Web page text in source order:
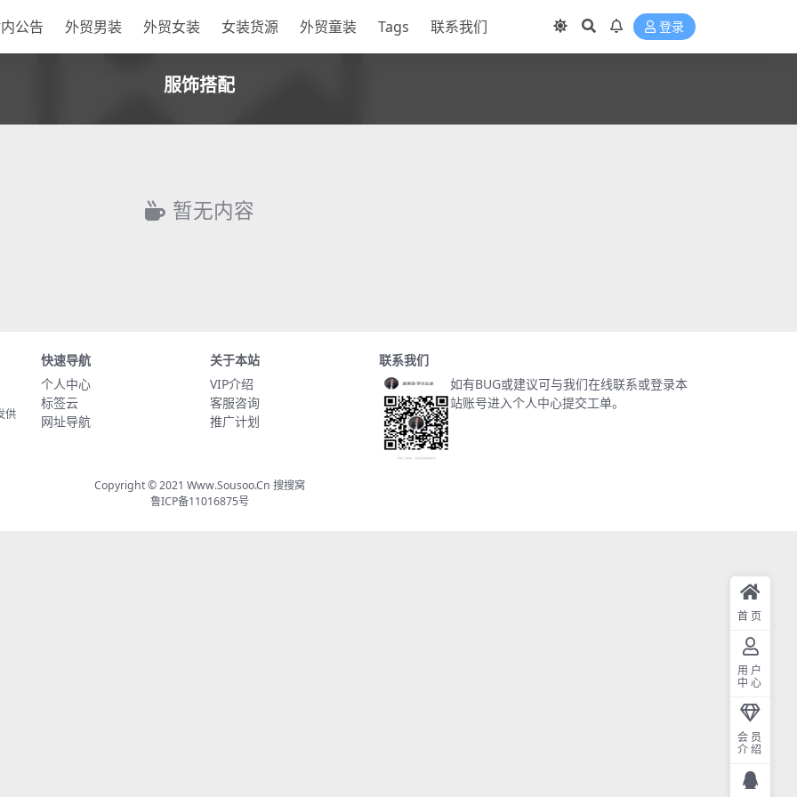
公告 外贸男装 外贸女装 女装货源 外贸童装 Tags 联系我们 登录
服饰搭配
暂无内容
供
快速导航
个人中心
标签云
网址导航
关于本站
VIP介绍
客服咨询
推广计划
联系我们
如有BUG或建议可与我们在线联系或登录本
站账号进入个人中心提交工单。
Copyright © 2021 Www.Sousoo.Cn 搜搜窝
鲁ICP备11016875号
首页
用户
中心
会员
介绍